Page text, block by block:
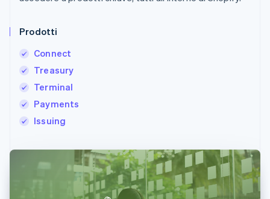
Prodotti
Connect
Treasury
Terminal
Payments
Issuing